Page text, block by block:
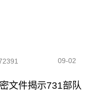
09-02
文件揭示731部队